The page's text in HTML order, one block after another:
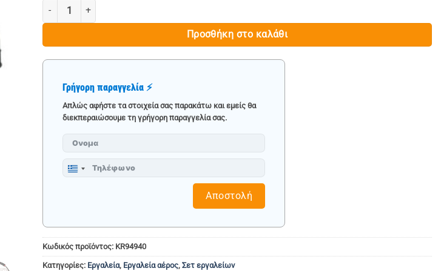
ΕΠΑΓΓΕΛΜΑΤΙΚΟ ΜΗΧΑΝΗΜΑ ΕΞΑΕΡΩΣΗΣ ΦΡΕΝΩΝ-ΣΥΜΠΛΕΚΤΗ - KRAFTWELLE ποσότητα
Προσθήκη στο καλάθι
Γρήγορη παραγγελία ⚡
Απλώς αφήστε τα στοιχεία σας παρακάτω και εμείς θα
διεκπεραιώσουμε τη γρήγορη παραγγελία σας.
Greece
Αποστολή
Κωδικός προϊόντος: KR94940
Κατηγορίες: Εργαλεία, Εργαλεία αέρος, Σετ εργαλείων